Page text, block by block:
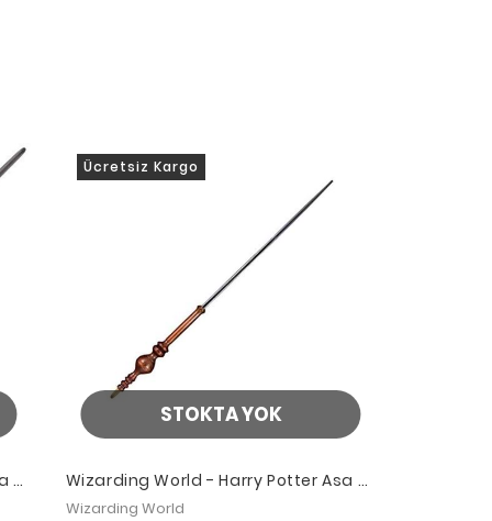
-
STOKTA YOK
Ücretsiz Kargo
Wizarding World - Harry Potter Asa -
Minerva Mcgonagall
Wizarding World